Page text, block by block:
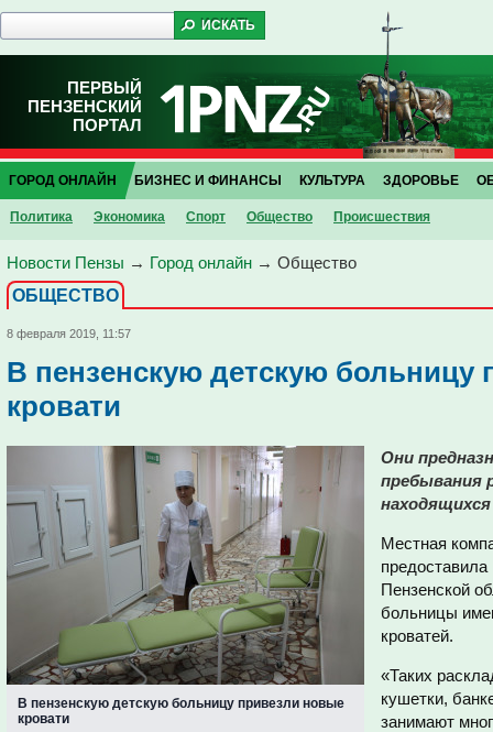
ПЕРВЫЙ
ПЕНЗЕНСКИЙ
ПОРТАЛ
ГОРОД ОНЛАЙН
Политика Экономика Спорт Общество Проиcшествия
БИЗНЕС И ФИНАНСЫ КУЛЬТУРА ЗДОРОВЬЕ
Новости Пензы → Город онлайн → Общество
ОБЩЕСТВО
8 февраля 2019, 11:57
В пензенскую детскую больницу
кровати
В пензенскую детскую больницу привезли новые
кровати
Они
пребывания
Местная
Пензенской
больницы
кроватей.
«Таких
кушетки,
занимают